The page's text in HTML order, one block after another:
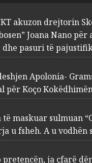
Apolonia-
procedim penal
Kokëdhimën
MARCH 27, 2025
FOTO/ Persona
sulmuan “One
ngjarja u fsheh.
serverat?
MARCH 25, 2025
akuzon drejtorin
Joana Nano për
pasuri të
Apolonia-
për Koço
të maskuar sulmuan
u fsheh. A u vodhën
ja çfarë